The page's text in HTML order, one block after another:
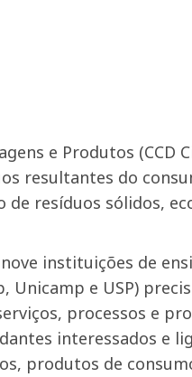
e Produtos (CCD
resultantes do
resíduos sólidos,
instituições de
Unicamp e USP)
processos e
interessados e
produtos de